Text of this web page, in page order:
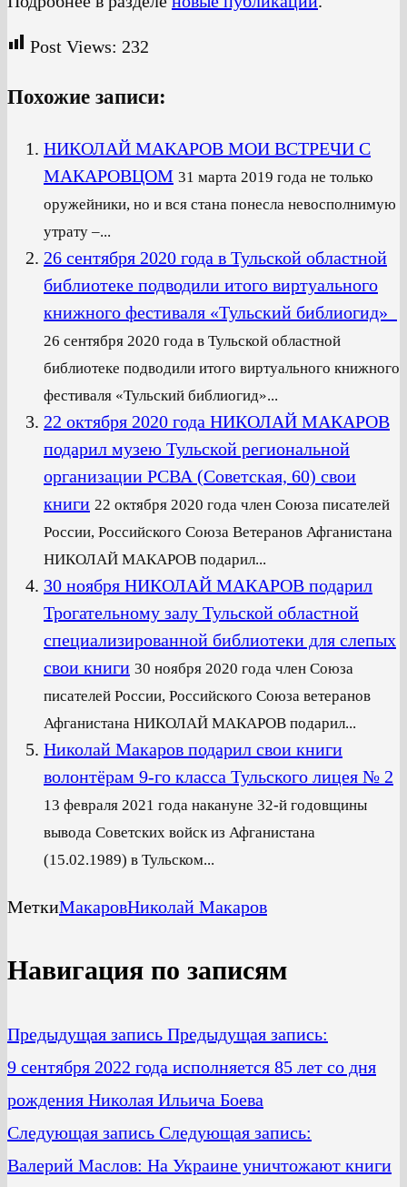
Post Views: 232
Похожие записи:
НИКОЛАЙ МАКАРОВ МОИ ВСТРЕЧИ С
МАКАРОВЦОМ 31 марта 2019 года не только
оружейники, но и вся стана понесла невосполнимую
утрату –...
26 сентября 2020 года в Тульской областной
библиотеке подводили итого виртуального
книжного фестиваля «Тульский библиогид»
26 сентября 2020 года в Тульской областной
библиотеке подводили итого виртуального книжного
фестиваля «Тульский библиогид»...
22 октября 2020 года НИКОЛАЙ МАКАРОВ
подарил музею Тульской региональной
организации РСВА (Советская, 60) свои
книги 22 октября 2020 года член Союза писателей
России, Российского Союза Ветеранов Афганистана
НИКОЛАЙ МАКАРОВ подарил...
30 ноября НИКОЛАЙ МАКАРОВ подарил
Трогательному залу Тульской областной
специализированной библиотеки для слепых
свои книги 30 ноября 2020 года член Союза
писателей России, Российского Союза ветеранов
Афганистана НИКОЛАЙ МАКАРОВ подарил...
Николай Макаров подарил свои книги
волонтёрам 9-го класса Тульского лицея № 2
13 февраля 2021 года накануне 32-й годовщины
вывода Советских войск из Афганистана
(15.02.1989) в Тульском...
МеткиМакаровНиколай Макаров
Навигация по записям
Предыдущая запись Предыдущая запись:
9 сентября 2022 года исполняется 85 лет со дня
рождения Николая Ильича Боева
Следующая запись Следующая запись:
Валерий Маслов: На Украине уничтожают книги